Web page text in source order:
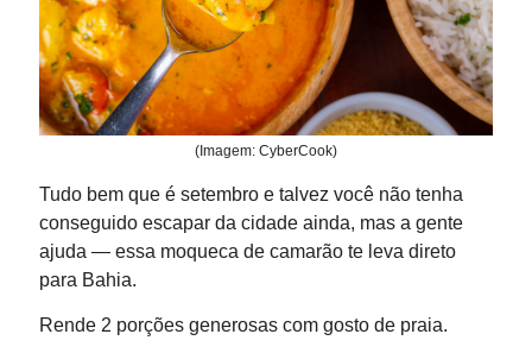
(Imagem: CyberCook)
Tudo bem que é setembro e talvez você não tenha
conseguido escapar da cidade ainda, mas a gente
ajuda — essa moqueca de camarão te leva direto
para Bahia.
Rende 2 porções generosas com gosto de praia.